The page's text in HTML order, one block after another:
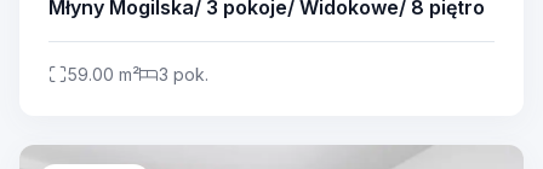
Młyny Mogilska/ 3 pokoje/ Widokowe/ 8 piętro
59.00 m² 3 pok.